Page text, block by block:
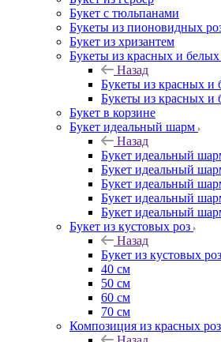
Букет с тюльпанами
Букеты из пионовидных
Букет из хризантем
Букеты из красных и белых
Назад
Букеты из красных и
Букеты из красных и
Букет в корзине
Букет идеальный шарм
Назад
Букет идеальный
Букет идеальный
Букет идеальный
Букет идеальный
Букет идеальный
Букет из кустовых роз
Назад
Букет из кустовых роз
40 см
50 см
60 см
70 см
Композиция из красных роз